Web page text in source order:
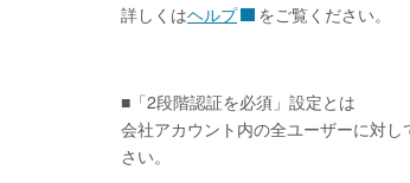
詳しくはヘルプ をご覧ください。
■「2段階認証を必須」設定とは
会社アカウント内の全ユーザーに対
さい。